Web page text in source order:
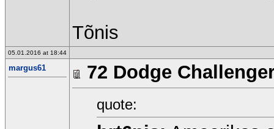
Tõnis
05.01.2016 at 18:44
margus61 72 Dodge
quote: